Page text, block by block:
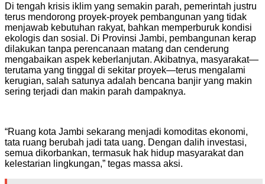
Di tengah krisis iklim yang semakin parah, pemerintah justru
terus mendorong proyek-proyek pembangunan yang tidak
menjawab kebutuhan rakyat, bahkan memperburuk kondisi
ekologis dan sosial. Di Provinsi Jambi, pembangunan kerap
dilakukan tanpa perencanaan matang dan cenderung
mengabaikan aspek keberlanjutan. Akibatnya, masyarakat—
terutama yang tinggal di sekitar proyek—terus mengalami
kerugian, salah satunya adalah bencana banjir yang makin
sering terjadi dan makin parah dampaknya.
“Ruang kota Jambi sekarang menjadi komoditas ekonomi,
tata ruang berubah jadi tata uang. Dengan dalih investasi,
semua dikorbankan, termasuk hak hidup masyarakat dan
kelestarian lingkungan,” tegas massa aksi.